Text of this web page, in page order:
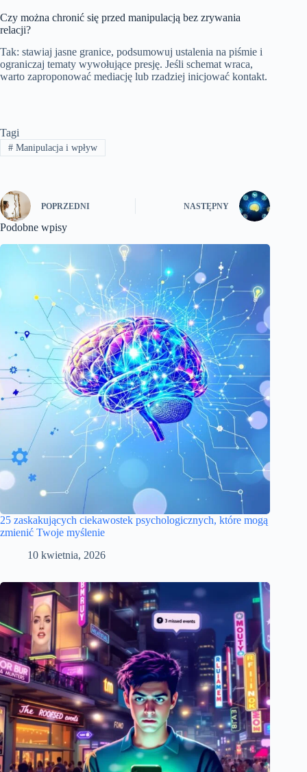
Czy można chronić się przed manipulacją bez zrywania
relacji?
Tak: stawiaj jasne granice, podsumowuj ustalenia na piśmie i
ograniczaj tematy wywołujące presję. Jeśli schemat wraca,
warto zaproponować mediację lub rzadziej inicjować kontakt.
Tagi
#Manipulacja i wpływ
POPRZEDNI NASTĘPNY
Podobne wpisy
25 zaskakujących ciekawostek psychologicznych, które mogą
zmienić Twoje myślenie
10 kwietnia, 2026